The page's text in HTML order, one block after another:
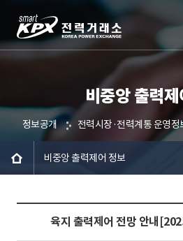
비중앙 출력
정보공개 전력시장·전력계통 운영정
비중앙 출력제어 정보
육지 출력제어 전망 안내